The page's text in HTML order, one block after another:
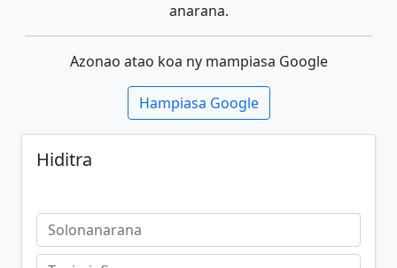
anarana.
Azonao atao koa ny mampiasa Google
Hampiasa Google
Hiditra